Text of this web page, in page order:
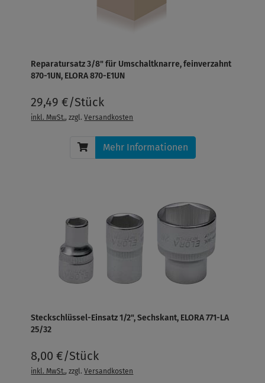
Reparatursatz 3/8" für Umschaltknarre, feinverzahnt
870-1UN, ELORA 870-E1UN
29,49 €/Stück
inkl. MwSt., zzgl.Versandkosten
Mehr Informationen
Steckschlüssel-Einsatz 1/2", Sechskant, ELORA 771-LA
25/32
8,00 €/Stück
inkl. MwSt., zzgl.Versandkosten